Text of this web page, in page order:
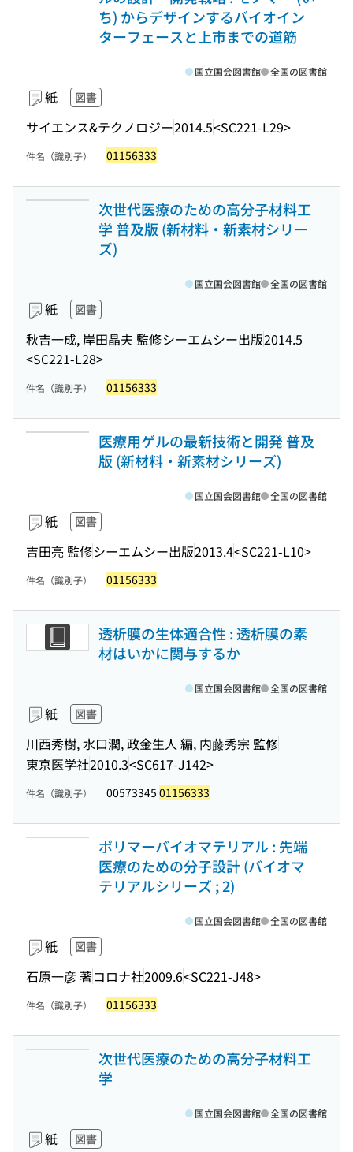
ち) からデザインするバイオイン
ターフェースと上市までの道筋
紙 図書
サイエンス&テクノロジー2014.5<SC221-L29>
国立国会図書館 全国の図書館
件名（識別子） 01156333
次世代医療のための高分子材料工
学 普及版 (新材料・新素材シリー
ズ)
紙 図書
秋吉一成, 岸田晶夫 監修シーエムシー出版2014.5
<SC221-L28>
国立国会図書館 全国の図書館
件名（識別子） 01156333
医療用ゲルの最新技術と開発 普及
版 (新材料・新素材シリーズ)
紙 図書
吉田亮 監修シーエムシー出版2013.4<SC221-L10>
国立国会図書館 全国の図書館
件名（識別子） 01156333
透析膜の生体適合性 : 透析膜の素
材はいかに関与するか
紙 図書
川西秀樹, 水口潤, 政金生人 編, 内藤秀宗 監修
東京医学社2010.3<SC617-J142>
国立国会図書館 全国の図書館
件名（識別子） 00573345 01156333
ポリマーバイオマテリアル : 先端
医療のための分子設計 (バイオマ
テリアルシリーズ ; 2)
紙 図書
石原一彦 著コロナ社2009.6<SC221-J48>
国立国会図書館 全国の図書館
件名（識別子） 01156333
次世代医療のための高分子材料工
学
紙 図書
国立国会図書館 全国の図書館